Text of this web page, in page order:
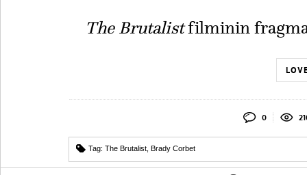
The Brutalistfilminin
0
Tag: The Brutalist Brady Corbet